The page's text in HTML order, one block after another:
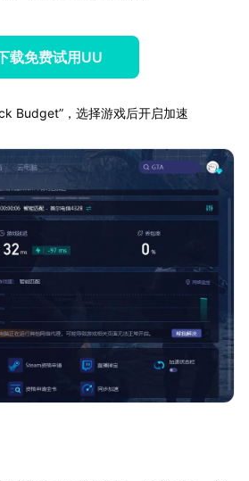
载免费试用UU
Budget”，选择游戏后开启加速